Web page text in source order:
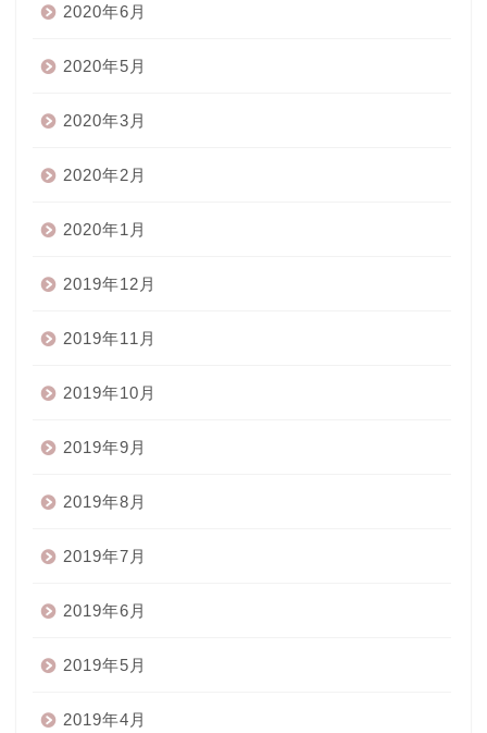
2020年6月
2020年5月
2020年3月
2020年2月
2020年1月
2019年12月
2019年11月
2019年10月
2019年9月
2019年8月
2019年7月
2019年6月
2019年5月
2019年4月